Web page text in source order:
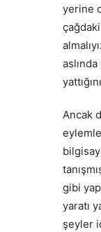
yerine
Ancak
gibi
yaratı
şeyler